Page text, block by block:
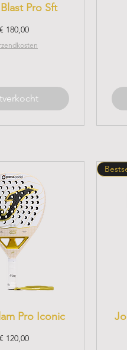
Pro Sft
Prijs
€ 180,00
Pro Iconic
Prijs
€ 120,00